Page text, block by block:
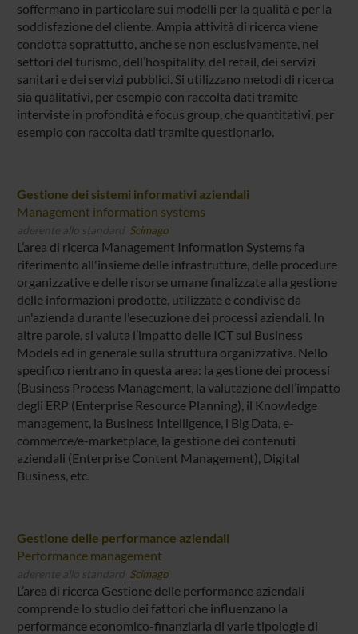
soffermano in particolare sui modelli per la qualità e per la
soddisfazione del cliente. Ampia attività di ricerca viene
condotta soprattutto, anche se non esclusivamente, nei
settori del turismo, dell’hospitality, del retail, dei servizi
sanitari e dei servizi pubblici. Si utilizzano metodi di ricerca
sia qualitativi, per esempio con raccolta dati tramite
interviste in profondità e focus group, che quantitativi, per
esempio con raccolta dati tramite questionario.
Gestione dei sistemi informativi aziendali
Management information systems
aderente allo standard Scimago
L’area di ricerca Management Information Systems fa
riferimento all'insieme delle infrastrutture, delle procedure
organizzative e delle risorse umane finalizzate alla gestione
delle informazioni prodotte, utilizzate e condivise da
un'azienda durante l'esecuzione dei processi aziendali. In
altre parole, si valuta l’impatto delle ICT sui Business
Models ed in generale sulla struttura organizzativa. Nello
specifico rientrano in questa area: la gestione dei processi
(Business Process Management, la valutazione dell’impatto
degli ERP (Enterprise Resource Planning), il Knowledge
management, la Business Intelligence, i Big Data, e-
commerce/e-marketplace, la gestione dei contenuti
aziendali (Enterprise Content Management), Digital
Business, etc.
Gestione delle performance aziendali
Performance management
aderente allo standard Scimago
L’area di ricerca Gestione delle performance aziendali
comprende lo studio dei fattori che influenzano la
performance economico-finanziaria di varie tipologie di